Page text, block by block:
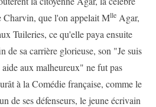
Charvin, que l'on appelait Mlle Agar,
Tuileries, ce qu'elle paya ensuite
de sa carrière glorieuse, son "Je suis
aux malheureux" ne fut pas
à la Comédie française, comme le
de ses défenseurs, le jeune écrivain